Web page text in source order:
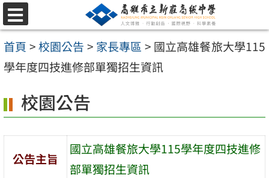
跳
至
主
要
容
區
選
單
首頁 >校園公告 > 家長專區 > 國立高雄餐旅大學115
學年度四技進修部單獨招生資訊
校園公告
公告主旨
國立高雄餐旅大學115學年度四技進修
部單獨招生資訊